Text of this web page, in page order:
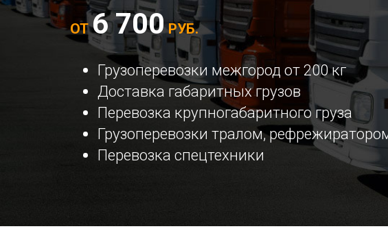
ОТ6 700РУБ.
Грузоперевозки межгород от 200 кг
Доставка габаритных грузов
Перевозка крупногабаритного груза
Грузоперевозки тралом,
Перевозка спецтехники